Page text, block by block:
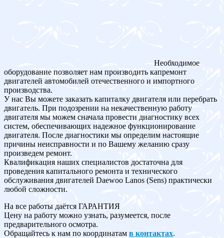
Необходимое
оборудование позволяет нам производить капремонт
двигателей автомобилей отечественного и импортного
производства.
У нас Вы можете заказать капиталку двигателя или перебрать
двигатель. При подозрении на некачественную работу
двигателя мы можем сначала провести диагностику всех
систем, обеспечивающих надежное функционирование
двигателя. После диагностики мы определим настоящие
причины неисправности и по Вашему желанию сразу
произведем ремонт.
Квалификация наших специалистов достаточна для
проведения капитального ремонта и технического
обслуживания двигателей Daewoo Lanos (Sens) практически
любой сложности.
На все работы даётся ГАРАНТИЯ
Цену на работу можно узнать, разумеется, после
предварительного осмотра.
Обращайтесь к нам по координатам в контактах.